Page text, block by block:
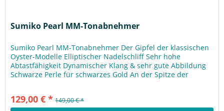
Sumiko Pearl MM-Tonabnehmer
Sumiko Pearl MM-Tonabnehmer Der Gipfel der klassischen
Oyster-Modelle Elliptischer Nadelschliff Sehr hohe
Abtastfähigkeit Dynamischer Klang & sehr gute Abbildung
Schwarze Perle für schwarzes Gold An der Spitze der
129,00 € * 149,00 € *